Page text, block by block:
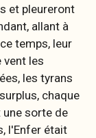
et pleureront
allant à
temps, leur
vent les
les tyrans
chaque
une sorte de
l'Enfer était